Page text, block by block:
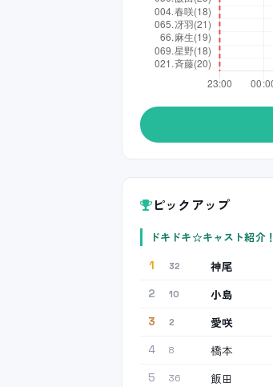
ピックアップ
ドキドキ☆キャスト紹介！
1 32 神尾
2 10 小島
3 2 愛咲
4 8 橋本
5 36 飯田